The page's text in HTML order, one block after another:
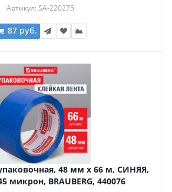
Артикул: SA-220275
87 руб.
48 мм х 66 м, СИНЯЯ,
микрон, BRAUBERG, 440076